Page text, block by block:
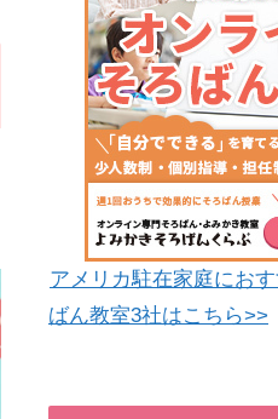
アメリカ駐在家庭にお
ばん教室3社はこちら>>